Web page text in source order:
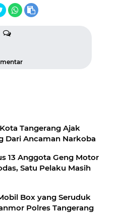
Tangerang Ajak
Dari Ancaman Narkoba
13 Anggota Geng Motor
Satu Pelaku Masih
Box yang Seruduk
Polres Tangerang